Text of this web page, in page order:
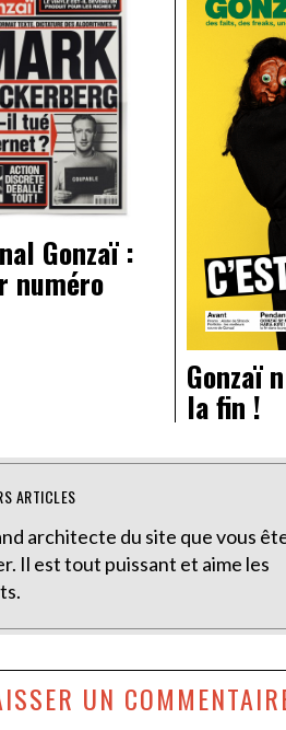
Gonzaï :
numéro
Gonzaï
la fin !
ARTICLES
architecte du site que vous
Il est tout puissant et aime les
UN